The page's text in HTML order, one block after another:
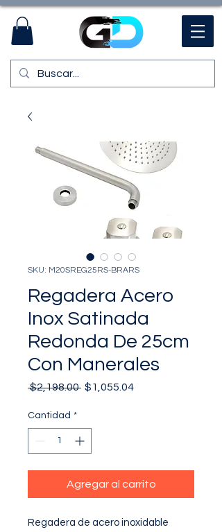
SKU: M20SREG25RS-BRARS
Regadera Acero
Inox Satinada
Redonda De 25cm
Con Manerales
$2,198.00 Precio
$1,055.04Precio
Cantidad *
Agregar al carrito
Regadera de acero inoxidable